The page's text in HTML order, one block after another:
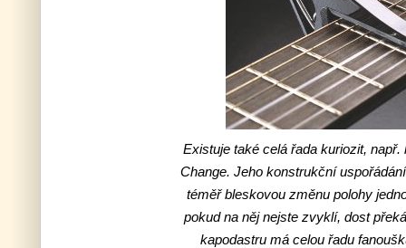
Existuje také celá řada kuriozit,
Change. Jeho konstrukční
téměř bleskovou změnu polohy
pokud na něj nejste zvyklí, dost
kapodastru má celou řadu